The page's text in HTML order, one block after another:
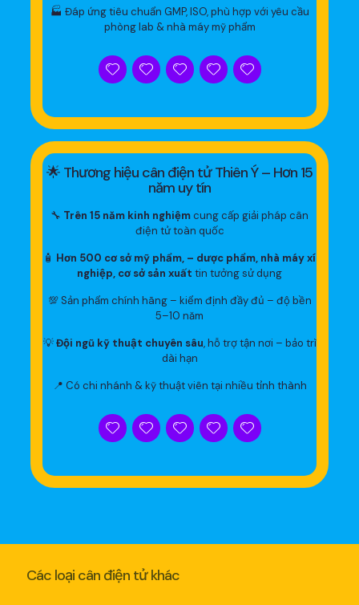
🏭 Đáp ứng tiêu chuẩn GMP, ISO, phù hợp với yêu cầu
phòng lab & nhà máy mỹ phẩm
🌟 Thương hiệu cân điện tử Thiên Ý – Hơn 15
năm uy tín
🔧 Trên 15 năm kinh nghiệmcung cấp giải pháp cân
điện tử toàn quốc
🧴 Hơn 500 cơ sở mỹ phẩm, – dược phẩm, nhà máy xí
nghiệp, cơ sở sản xuất tin tưởng sử dụng
💯 Sản phẩm chính hãng – kiểm định đầy đủ – độ bền
5–10 năm
💡Đội ngũ kỹ thuật chuyên sâu, hỗ trợ tận nơi – bảo trì
dài hạn
📍 Có chi nhánh & kỹ thuật viên tại nhiều tỉnh thành
Các loại cân điện tử khác